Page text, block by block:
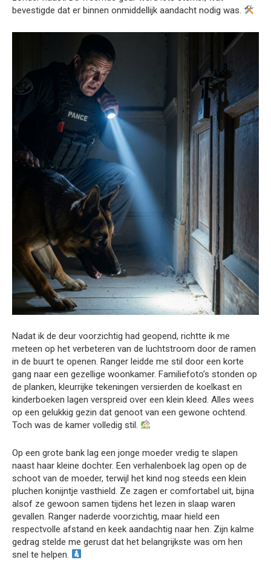
bevestigde dat er binnen onmiddellijk aandacht nodig was.
Nadat ik de deur voorzichtig had geopend, richtte ik me
meteen op het verbeteren van de luchtstroom door de ramen
in de buurt te openen. Ranger leidde me stil door een korte
gang naar een gezellige woonkamer. Familiefoto’s stonden op
de planken, kleurrijke tekeningen versierden de koelkast en
kinderboeken lagen verspreid over een klein kleed. Alles wees
op een gelukkig gezin dat genoot van een gewone ochtend.
Toch was de kamer volledig stil.
Op een grote bank lag een jonge moeder vredig te slapen
naast haar kleine dochter. Een verhalenboek lag open op de
schoot van de moeder, terwijl het kind nog steeds een klein
pluchen konijntje vasthield. Ze zagen er comfortabel uit, bijna
alsof ze gewoon samen tijdens het lezen in slaap waren
gevallen. Ranger naderde voorzichtig, maar hield een
respectvolle afstand en keek aandachtig naar hen. Zijn kalme
gedrag stelde me gerust dat het belangrijkste was om hen
snel te helpen.